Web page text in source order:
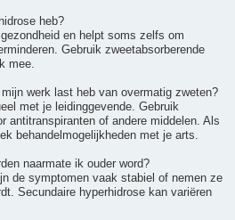
heb?
en helpt soms zelfs om
Gebruik zweetabsorberende
mee.
werk last heb van overmatig zweten?
met je leidinggevende. Gebruik
antitranspiranten of andere middelen. Als
behandelmogelijkheden met je arts.
naarmate ik ouder word?
de symptomen vaak stabiel of nemen ze
Secundaire hyperhidrose kan variëren